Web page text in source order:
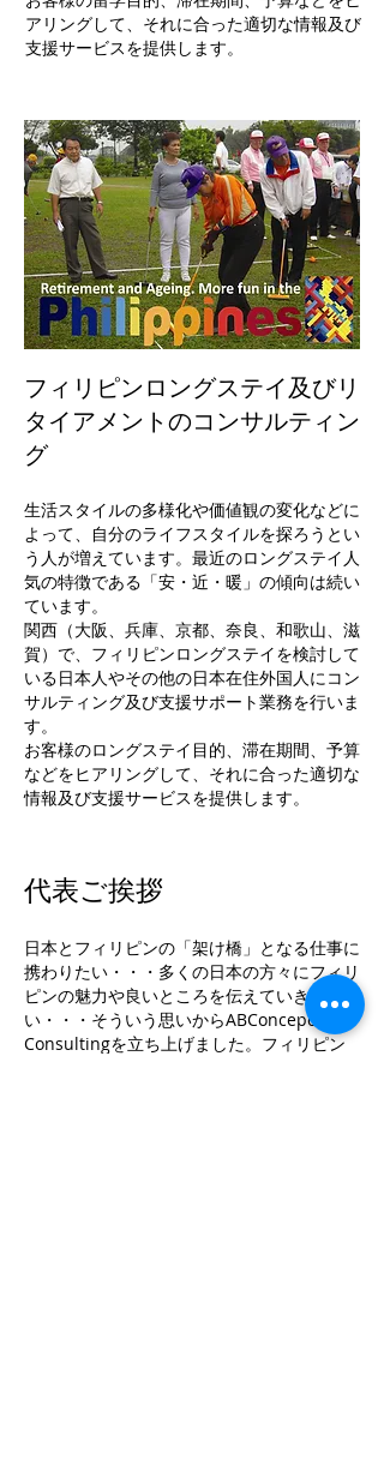
アリングして、それに合った適切な情報及び
支援サービスを提供します。
フィリピンロングステイ及びリ
タイアメントのコンサルティン
グ
生活スタイルの多様化や価値観の変化などに
よって、自分のライフスタイルを探ろうとい
う人が増えています。最近のロングステイ人
気の特徴である「安・近・暖」の傾向は続い
ています。
関西（大阪、兵庫、京都、奈良、和歌山、滋
賀）で、フィリピンロングステイを検討して
いる日本人やその他の日本在住外国人にコン
サルティング及び支援サポート業務を行いま
す。
お客様のロングステイ目的、滞在期間、予算
などをヒアリングして、それに合った適切な
情報及び支援サービスを提供します。
代表ご挨拶
日本とフィリピンの「架け橋」となる仕事に
携わりたい・・・多くの日本の方々にフィリ
ピンの魅力や良いところを伝えていきた
い・・・そういう思いからABConcepcion
Consultingを立ち上げました。フィリピン